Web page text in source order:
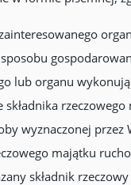
lub organu
składnika
wyznaczonej
majątku
składnik